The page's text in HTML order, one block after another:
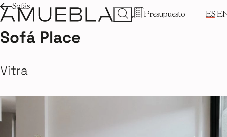
Presupuesto ES
Sofás
Sofá Place
Vitra